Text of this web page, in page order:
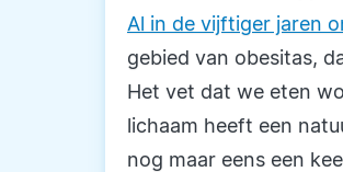
Al in de vijftiger jaren
gebied van obesitas,
Het vet dat we eten
lichaam heeft een
nog maar eens een